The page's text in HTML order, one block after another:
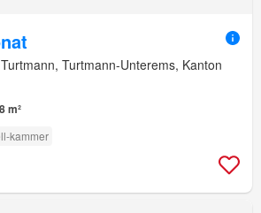
Turtmann-Unterems, Kanton
m²
kammer